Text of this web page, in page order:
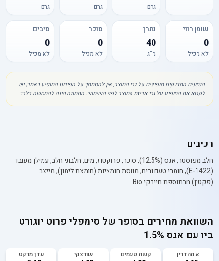
גרם גרם גרם
שומן רווי
0
לא מכיל
נתרן
40
מ"ג
סוכר
0
לא מכיל
סיבים
0
לא מכיל
הנתונים המדויקים מופיעים על גבי המוצר, אין להסתמך על הפירוט המופיע באתר, יש
לקרוא את המופיע על גבי אריזת המוצר לפני השימוש. התמונה הינה להמחשה בלבד.
רכיבים
חלב מפוסטר, אגס (12.5%), סוכר, פרוקטוז, מים, חלבוני חלב, עמילן מעובד
(E-1422), חומרי טעם וריח, מווסת חומציות (חומצת לימון), מייצב
(פקטין).nבתוספת חיידקי Bio.
השוואת מחירים בסופר של סימפלי פרוט יוגורט
ביו עם אגס 1.5%
א.מהדרין קשת טעמים שורצקי עדן מרקט